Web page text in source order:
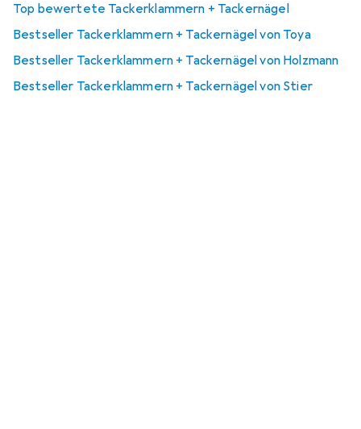
Top bewertete Tackerklammern + Tackernägel
Bestseller Tackerklammern + Tackernägel von Toya
Bestseller Tackerklammern + Tackernägel von Holzmann
Bestseller Tackerklammern + Tackernägel von Stier